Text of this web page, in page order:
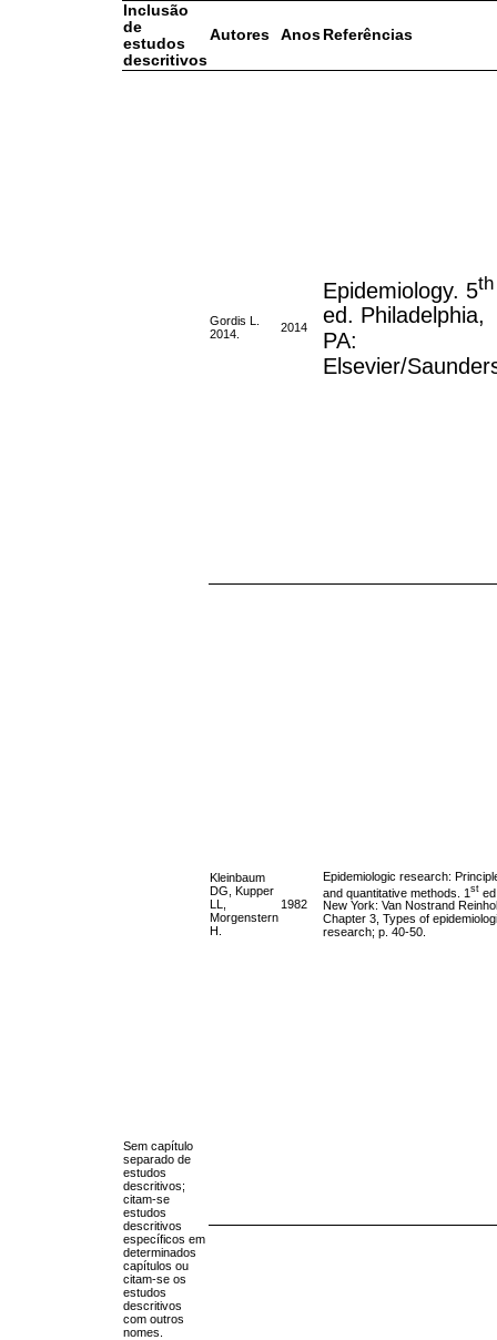
Inclusão
de
estudos
descritivos
Autores Anos Referências
Sem capítulo
separado de
estudos
descritivos;
citam-se
estudos
descritivos
específicos em
determinados
capítulos ou
citam-se os
estudos
descritivos
com outros
nomes.
Gordis L.
2014.
2014
Epidemiology. 5th
ed. Philadelphia,
PA:
Elsevier/
Kleinbaum
DG, Kupper
LL,
Morgenstern
H.
1982
Epidemiologic research:
and quantitative methods. 1 st
New York: Van Nostrand
Chapter 3, Types of
research; p. 40-50.